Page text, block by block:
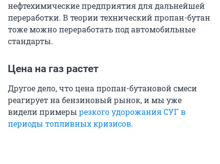
нефтехимические предприятия для дальнейшей
переработки. В теории технический пропан-бутан
тоже можно переработать под автомобильные
стандарты.
Цена на газ растет
Другое дело, что цена пропан-бутановой смеси
реагирует на бензиновый рынок, и мы уже
видели примеры резкого удорожания СУГ в
периоды топливных кризисов.